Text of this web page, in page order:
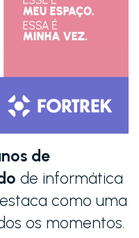
de
de informática
como uma
os momentos.